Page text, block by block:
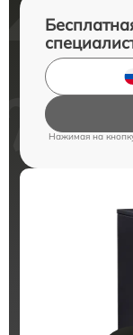
Нажимая на